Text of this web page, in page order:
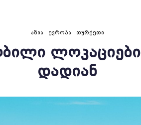
ᲐᲖᲘᲐ ᲔᲕᲠᲝᲞᲐ ᲗᲣᲠᲥᲔᲗᲘ
ᲓᲐᲓᲘᲐᲜ